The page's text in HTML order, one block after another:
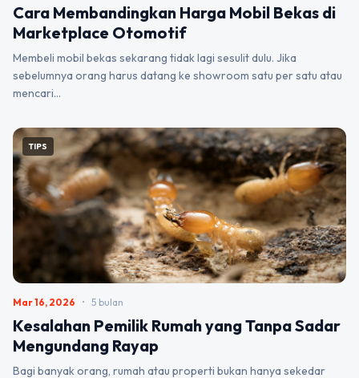
Cara Membandingkan Harga Mobil Bekas di
Marketplace Otomotif
Membeli mobil bekas sekarang tidak lagi sesulit dulu. Jika
sebelumnya orang harus datang ke showroom satu per satu atau
mencari…
TIPS
Mar 16, 2026 • 5 bulan
Kesalahan Pemilik Rumah yang Tanpa Sadar
Mengundang Rayap
Bagi banyak orang, rumah atau properti bukan hanya sekedar